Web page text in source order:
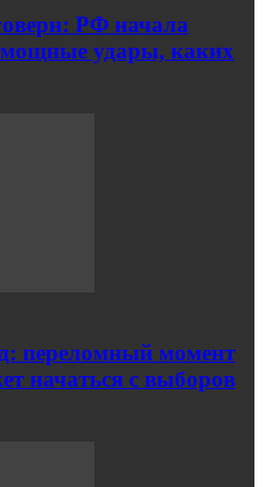
РФ начала
мощные удары, каких
переломный момент
начаться с выборов